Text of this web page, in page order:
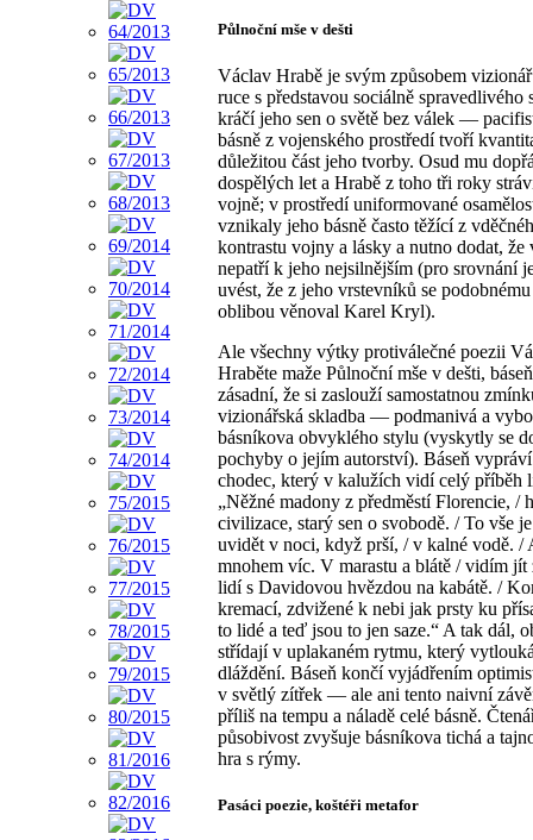
Půlnoční mše v dešti
Václav Hrabě je svým způsobem
ruce s představou sociálně spravedlivého
kráčí jeho sen o světě bez válek —
básně z vojenského prostředí tvoří
důležitou část jeho tvorby. Osud mu
dospělých let a Hrabě z toho tři roky
vojně; v prostředí uniformované
vznikaly jeho básně často těžící z
kontrastu vojny a lásky a nutno dodat, že
nepatří k jeho nejsilnějším (pro srovnání
uvést, že z jeho vrstevníků se
oblibou věnoval Karel Kryl).
Ale všechny výtky protiválečné poezii
Hraběte maže Půlnoční mše v dešti,
zásadní, že si zaslouží samostatnou
vizionářská skladba — podmanivá a
básníkova obvyklého stylu (vyskytly se
pochyby o jejím autorství). Báseň
chodec, který v kalužích vidí celý příběh
„Něžné madony z předměstí Florencie, /
civilizace, starý sen o svobodě. / To vše
uvidět v noci, když prší, / v kalné vodě. /
mnohem víc. V marastu a blátě / vidím jít
lidí s Davidovou hvězdou na kabátě. /
kremací, zdvižené k nebi jak prsty ku
to lidé a teď jsou to jen saze.“ A tak dál,
střídají v uplakaném rytmu, který
dláždění. Báseň končí vyjádřením
v světlý zítřek — ale ani tento naivní
příliš na tempu a náladě celé básně.
působivost zvyšuje básníkova tichá a
hra s rýmy.
Pasáci poezie, koštéři metafor